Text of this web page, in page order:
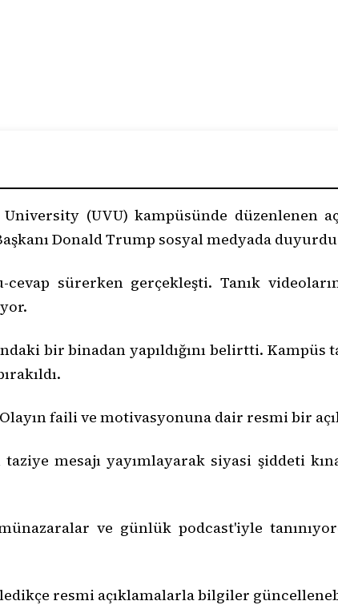
(UVU) kampüsünde düzenlenen
Donald Trump sosyal medyada
sürerken gerçekleşti. Tanık
bir binadan yapıldığını belirtti.
faili ve motivasyonuna dair resmi bir
mesajı yayımlayarak siyasi şiddeti
ve günlük podcast'iyle
resmi açıklamalarla bilgiler